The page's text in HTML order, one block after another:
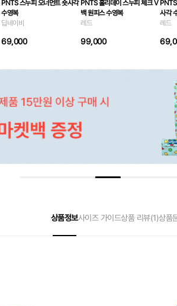
PNTS 스누피 오너먼트 숏사각
수영복
딥네이비
69,000
PNTS 홀리데이 스누피 체크 V
백 원피스 수영복
레드
99,000
사각
레드
상품정보사이즈 가이드상품 리뷰(1)상품